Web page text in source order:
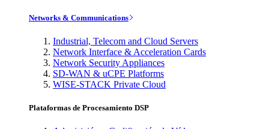
Networks & Communications
Industrial, Telecom and Cloud Servers
Network Interface & Acceleration Cards
Network Security Appliances
SD-WAN & uCPE Platforms
WISE-STACK Private Cloud
Plataformas de Procesamiento DSP